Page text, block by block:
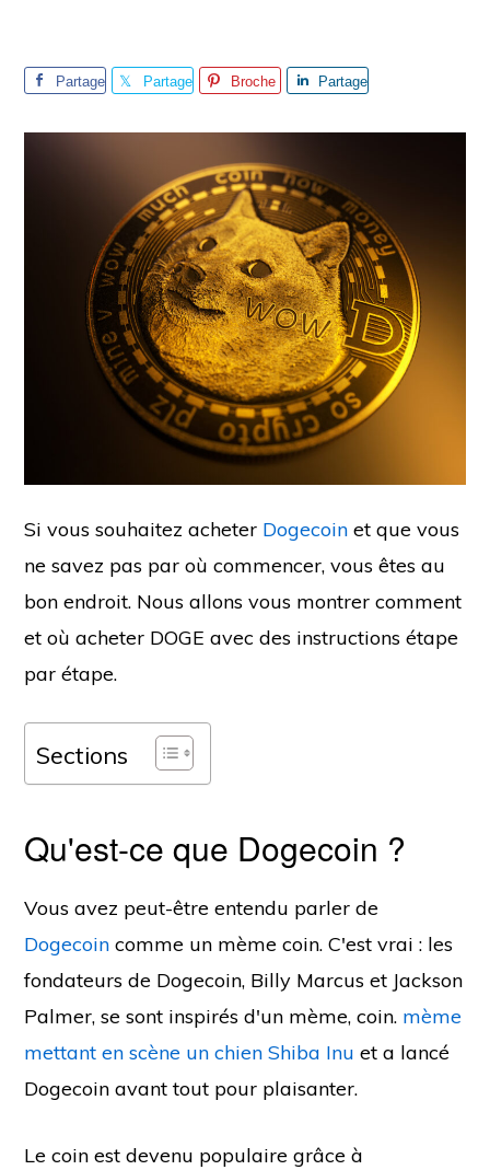
Partage
Partage
Broche
Partage
Si vous souhaitez acheter Dogecoin et que vous
ne savez pas par où commencer, vous êtes au
bon endroit. Nous allons vous montrer comment
et où acheter DOGE avec des instructions étape
par étape.
Sections
Qu'est-ce que Dogecoin ?
Vous avez peut-être entendu parler de
Dogecoin comme un mème coin. C'est vrai : les
fondateurs de Dogecoin, Billy Marcus et Jackson
Palmer, se sont inspirés d'un mème, coin. mème
mettant en scène un chien Shiba Inu et a lancé
Dogecoin avant tout pour plaisanter.
Le coin est devenu populaire grâce à